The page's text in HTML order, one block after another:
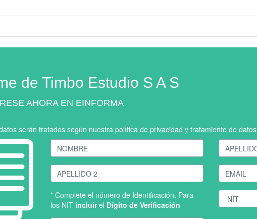
de Timbo Estudio S A S
AHORA EN EINFORMA
serán tratados según nuestra política de privacidad y tratamiento de
* Complete el número de Identificación. Para
los NIT incluirel Dígito de Verificación